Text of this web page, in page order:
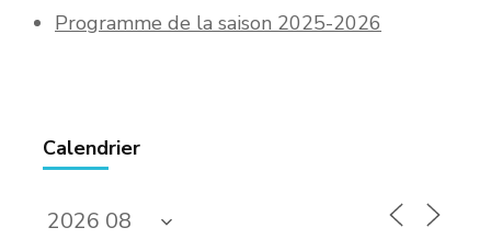
Programme de la saison 2025-2026
Calendrier